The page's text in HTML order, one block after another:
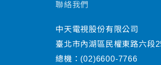
聯絡我們
中天電視股份有限公司
臺北市內湖區民權東路六段
總機： (02)6600-7766